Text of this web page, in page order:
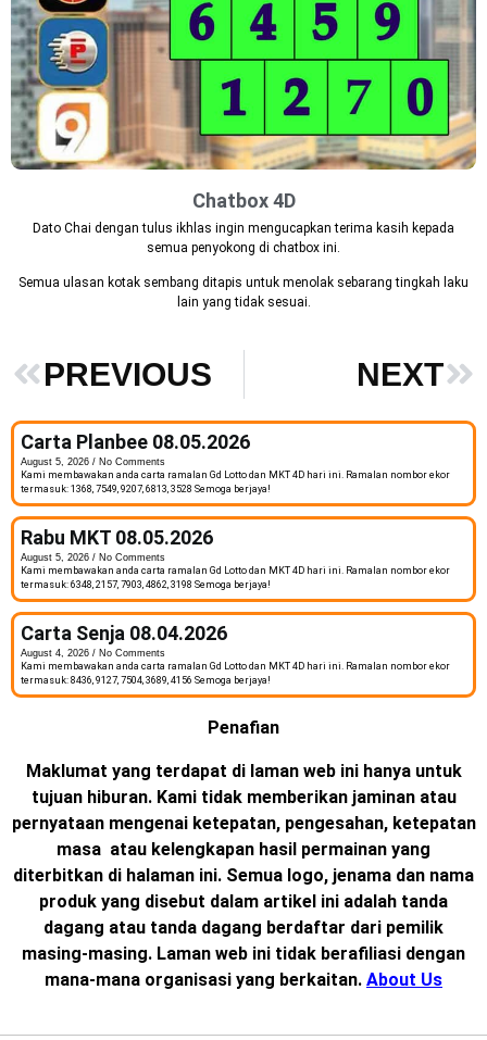
Chatbox 4D
Dato Chai dengan tulus ikhlas ingin mengucapkan terima kasih kepada
semua penyokong di chatbox ini.
Semua ulasan kotak sembang ditapis untuk menolak sebarang tingkah laku
lain yang tidak sesuai.
PREVIOUS NEXT
Carta Planbee 08.05.2026
August 5, 2026
No Comments
Kami membawakan anda carta ramalan Gd Lotto dan MKT 4D hari ini. Ramalan nombor ekor
termasuk: 1368, 7549, 9207, 6813, 3528 Semoga berjaya!
Rabu MKT 08.05.2026
August 5, 2026
No Comments
Kami membawakan anda carta ramalan Gd Lotto dan MKT 4D hari ini. Ramalan nombor ekor
termasuk: 6348, 2157, 7903, 4862, 3198 Semoga berjaya!
Carta Senja 08.04.2026
August 4, 2026
No Comments
Kami membawakan anda carta ramalan Gd Lotto dan MKT 4D hari ini. Ramalan nombor ekor
termasuk: 8436, 9127, 7504, 3689, 4156 Semoga berjaya!
Penafian
Maklumat yang terdapat di laman web ini hanya untuk
tujuan hiburan. Kami tidak memberikan jaminan atau
pernyataan mengenai ketepatan, pengesahan, ketepatan
masa atau kelengkapan hasil permainan yang
diterbitkan di halaman ini. Semua logo, jenama dan nama
produk yang disebut dalam artikel ini adalah tanda
dagang atau tanda dagang berdaftar dari pemilik
masing-masing. Laman web ini tidak berafiliasi dengan
mana-mana organisasi yang berkaitan. About Us